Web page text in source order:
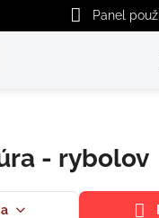
Panel
- rybolov